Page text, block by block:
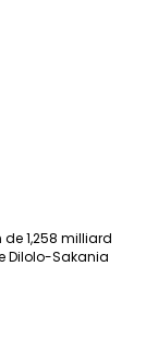
1,258 milliard
Dilolo-Sakania